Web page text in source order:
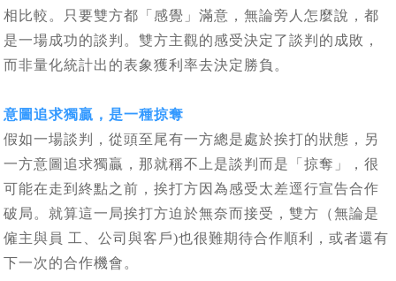
相比較。只要雙方都「感覺」滿意，無論旁人怎麼說，都
是一場成功的談判。雙方主觀的感受決定了談判的成敗，
而非量化統計出的表象獲利率去決定勝負。
意圖追求獨贏，是一種掠奪
假如一場談判，從頭至尾有一方總是處於挨打的狀態，另
一方意圖追求獨贏，那就稱不上是談判而是「掠奪」，很
可能在走到終點之前，挨打方因為感受太差逕行宣告合作
破局。就算這一局挨打方迫於無奈而接受，雙方（無論是
僱主與員 工、公司與客戶)也很難期待合作順利，或者還有
下一次的合作機會。